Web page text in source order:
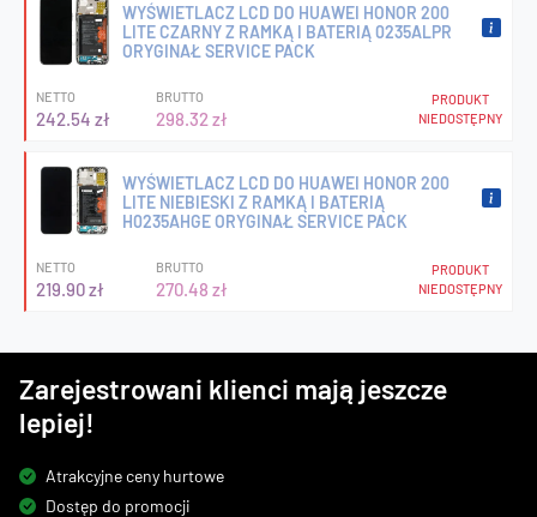
WYŚWIETLACZ LCD DO HUAWEI HONOR 200
LITE CZARNY Z RAMKĄ I BATERIĄ 0235ALPR
ORYGINAŁ SERVICE PACK
NETTO
242.54 zł
BRUTTO
298.32 zł
PRODUKT
NIEDOSTĘPNY
WYŚWIETLACZ LCD DO HUAWEI HONOR 200
LITE NIEBIESKI Z RAMKĄ I BATERIĄ
H0235AHGE ORYGINAŁ SERVICE PACK
NETTO
219.90 zł
BRUTTO
270.48 zł
PRODUKT
NIEDOSTĘPNY
Zarejestrowani klienci mają jeszcze
lepiej!
Atrakcyjne ceny hurtowe
Dostęp do promocji